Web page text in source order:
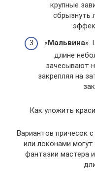
крупные
сбрызнуть
«Мальвина».
длине
зачесывают
закрепляя на
Как уложить
Вариантов причесок
или локонами
фантазии мастера